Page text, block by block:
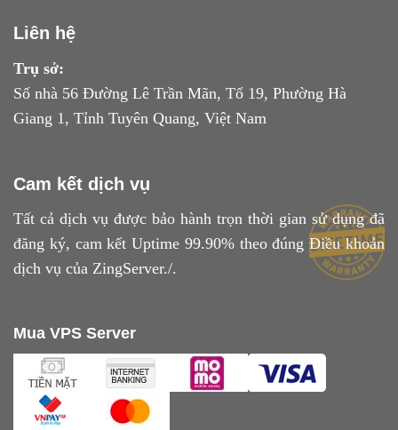
Liên hệ
Trụ sở:
Số nhà 56 Đường Lê Trần Mãn, Tổ 19, Phường Hà
Giang 1, Tỉnh Tuyên Quang, Việt Nam
Cam kết dịch vụ
Tất cả dịch vụ được bảo hành trọn thời gian sử dụng đã
đăng ký, cam kết Uptime 99.90% theo đúngĐiều khoản
dịch vụ của ZingServer./.
Mua VPS Server